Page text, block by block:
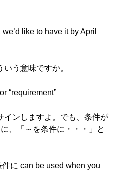
like to have it by April
う意味ですか。
“requirement”
インしますよ。でも、条件が
、「～を条件に・・・」と
に can be used when you